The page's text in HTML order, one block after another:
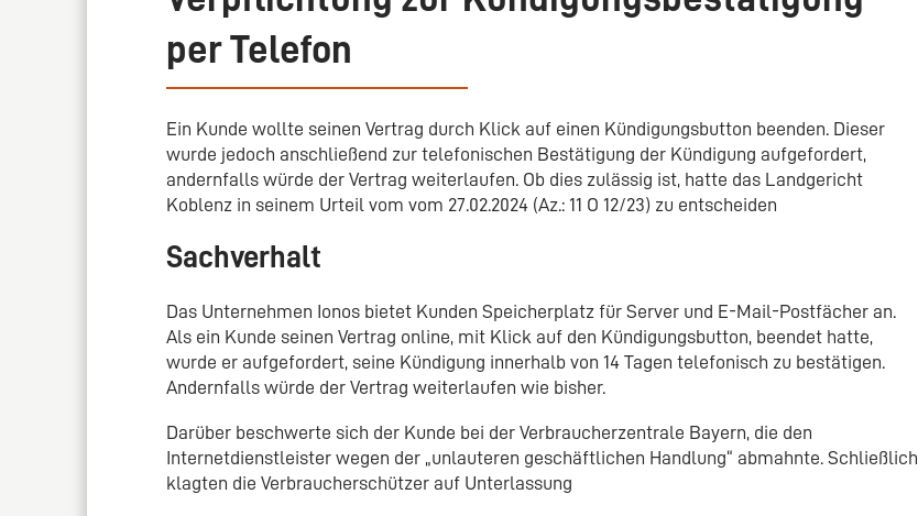
per Telefon
Ein Kunde wollte seinen Vertrag durch Klick auf einen Kündigungsbutton beenden. Dieser
wurde jedoch anschließend zur telefonischen Bestätigung der Kündigung aufgefordert,
andernfalls würde der Vertrag weiterlaufen. Ob dies zulässig ist, hatte das Landgericht
Koblenz in seinem Urteil vom vom 27.02.2024 (Az.: 11 O 12/23) zu entscheiden
Sachverhalt
Das Unternehmen Ionos bietet Kunden Speicherplatz für Server und E-Mail-Postfächer an.
Als ein Kunde seinen Vertrag online, mit Klick auf den Kündigungsbutton, beendet hatte,
wurde er aufgefordert, seine Kündigung innerhalb von 14 Tagen telefonisch zu bestätigen.
Andernfalls würde der Vertrag weiterlaufen wie bisher.
Darüber beschwerte sich der Kunde bei der Verbraucherzentrale Bayern, die den
Internetdienstleister wegen der „unlauteren geschäftlichen Handlung“ abmahnte. Schließlich
klagten die Verbraucherschützer auf Unterlassung